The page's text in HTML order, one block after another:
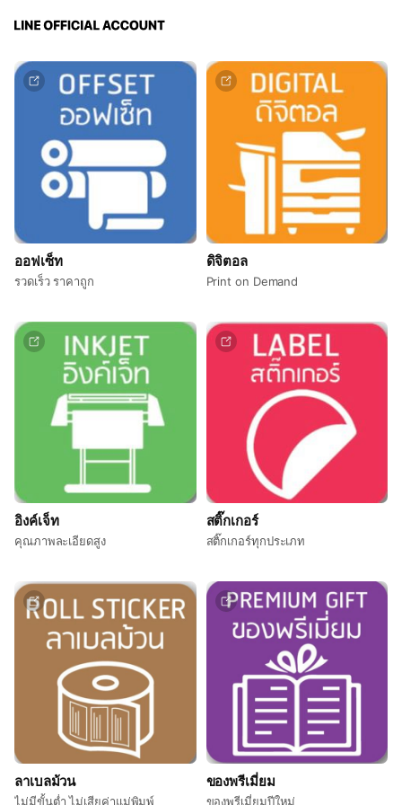
ออฟเซ็ท
รวดเร็ว ราคาถูก
ดิจิตอล
Print on Demand
อิงค์เจ็ท
คุณภาพละเอียดสูง
สติ๊กเกอร์
สติ๊กเกอร์ทุกประเภท
ลาเบลม้วน
ไม่มีขั้นต่ำ ไม่เสียค่าแม่พิมพ์
ของพรีเมี่ยม
ของพรีเมี่ยมปีใหม่